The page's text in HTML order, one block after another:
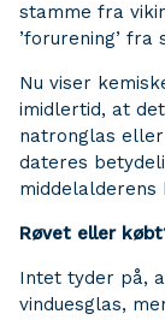
stamme fra
’forurening’ fra
Nu viser
imidlertid, at
natronglas
dateres
Røvet eller
Intet tyder på,
vinduesglas,